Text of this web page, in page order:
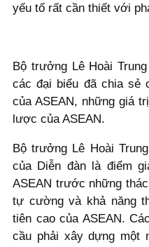
yếu tố rất cần thiết với
Bộ trưởng Lê Hoài
các đại biểu đã chia sẻ
của ASEAN, những giá
lược của ASEAN.
Bộ trưởng Lê Hoài
của Diễn đàn là điểm
ASEAN trước những
tự cường và khả năng
tiên cao của ASEAN.
cầu phải xây dựng một